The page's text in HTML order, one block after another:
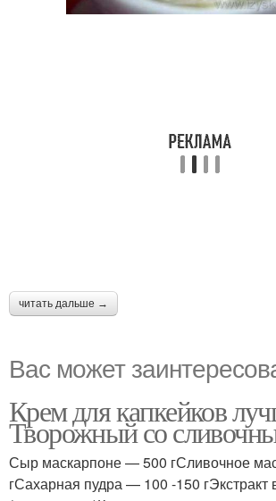
читать дальше →
Вас может
Крем для капкейков
Творожный со
Сыр маскарпоне — 500 гСливочное
гСахарная пудра — 100 -150